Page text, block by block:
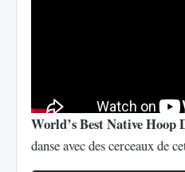
World’s Best Native Hoop
danse avec des cerceaux de